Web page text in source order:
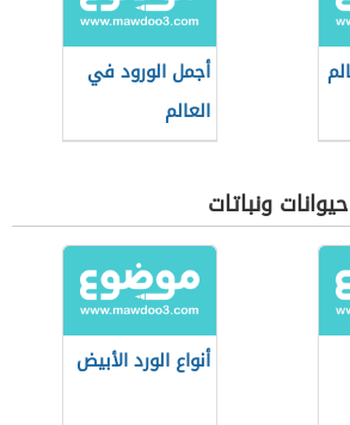
أجمل الورود في
العالم
ونباتات
أنواع الورد الأبيض